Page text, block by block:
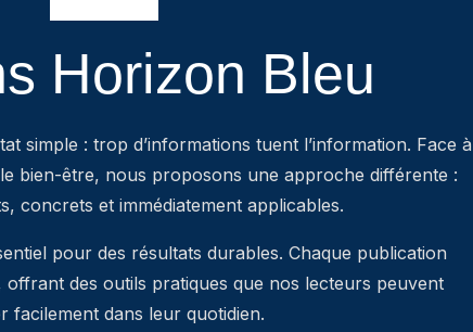
Horizon Bleu
simple : trop d’informations tuent l’information. Face à
bien-être, nous proposons une approche différente :
concrets et immédiatement applicables.
pour des résultats durables. Chaque publication
offrant des outils pratiques que nos lecteurs peuvent
facilement dans leur quotidien.